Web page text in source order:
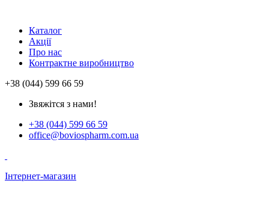
Каталог
Акції
Про нас
Контрактне виробництво
+38 (044) 599 66 59
Звяжітся з нами!
+38 (044) 599 66 59
office@boviospharm.com.ua
Інтернет-магазин